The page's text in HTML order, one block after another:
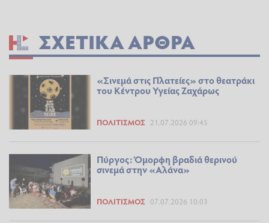
ΣΧΕΤΙΚΆ ΆΡΘΡΑ
«Σινεμά στις Πλατείες» στο θεατράκι
του Κέντρου Υγείας Ζαχάρως
ΠΟΛΙΤΙΣΜΌΣ 21.07.2026 09:45
Πύργος: Όμορφη βραδιά θερινού
σινεμά στην «Αλάνα»
ΠΟΛΙΤΙΣΜΌΣ 07.07.2026 10:03